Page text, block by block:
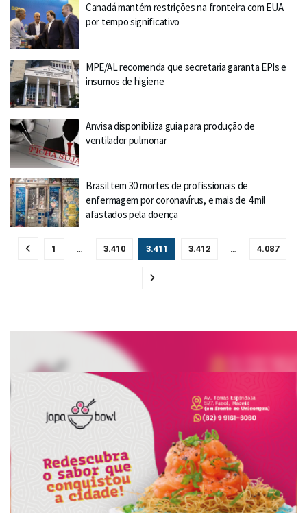
Canadá mantém restrições na fronteira com EUA
por tempo significativo
MPE/AL recomenda que secretaria garanta EPIs e
insumos de higiene
Anvisa disponibiliza guia para produção de
ventilador pulmonar
Brasil tem 30 mortes de profissionais de
enfermagem por coronavírus, e mais de 4 mil
afastados pela doença
1 … 3.410 3.411 3.412 … 4.087